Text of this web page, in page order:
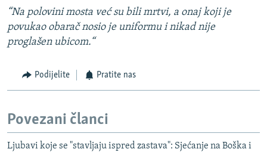
“Na polovini mosta već su bili mrtvi, a onaj koji je
povukao obarač nosio je uniformu i nikad nije
proglašen ubicom.“
Podijelite Pratite nas
Povezani članci
Ljubavi koje se "stavljaju ispred zastava": Sjećanje na Boška i